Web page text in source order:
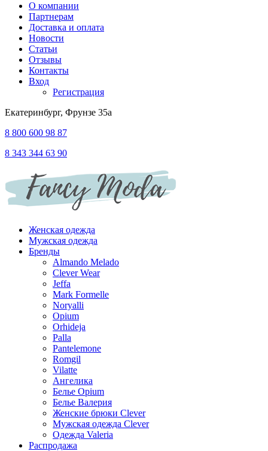
О компании
Партнерам
Доставка и оплата
Новости
Статьи
Отзывы
Контакты
Вход
Регистрация
Екатеринбург, Фрунзе 35а
8 800 600 98 87
8 343 344 63 90
Женская одежда
Мужская одежда
Бренды
Almando Melado
Clever Wear
Jeffa
Mark Formelle
Noryalli
Opium
Orhideja
Palla
Pantelemone
Romgil
Vilatte
Ангелика
Белье Opium
Белье Валерия
Женские брюки Clever
Мужская одежда Clever
Одежда Valeria
Распродажа